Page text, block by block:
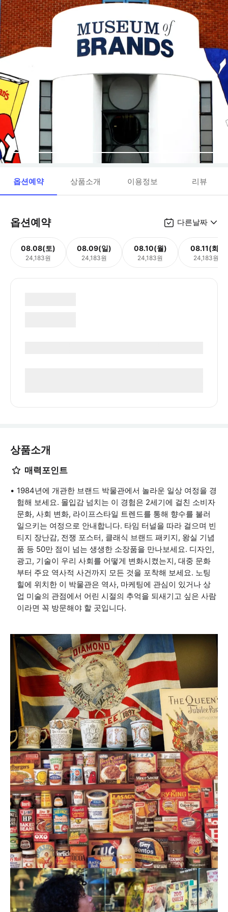
옵션예약 상품소개 이용정보 리뷰
옵션예약 다른날짜
08.08(토)
24,183원
08.09(일)
24,183원
08.10(월)
24,183원
08.11(화)
24,183원
상품소개
매력포인트
1984년에 개관한 브랜드 박물관에서 놀라운 일상 여정을 경
험해 보세요. 몰입감 넘치는 이 경험은 2세기에 걸친 소비자
문화, 사회 변화, 라이프스타일 트렌드를 통해 향수를 불러
일으키는 여정으로 안내합니다. 타임 터널을 따라 걸으며 빈
티지 장난감, 전쟁 포스터, 클래식 브랜드 패키지, 왕실 기념
품 등 50만 점이 넘는 생생한 소장품을 만나보세요. 디자인,
광고, 기술이 우리 사회를 어떻게 변화시켰는지, 대중 문화
부터 주요 역사적 사건까지 모든 것을 포착해 보세요. 노팅
힐에 위치한 이 박물관은 역사, 마케팅에 관심이 있거나 상
업 미술의 관점에서 어린 시절의 추억을 되새기고 싶은 사람
이라면 꼭 방문해야 할 곳입니다.